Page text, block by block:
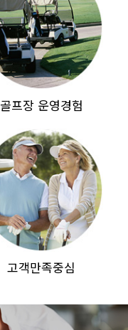
골프장 운영경험
고객만족중심